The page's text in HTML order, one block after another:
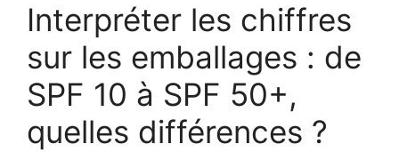
Interpréter les chiffres
sur les emballages : de
SPF 10 à SPF 50+,
quelles différences ?